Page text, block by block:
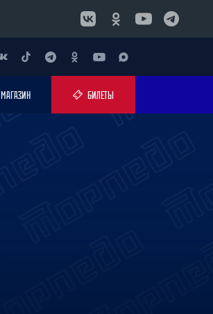
МАГАЗИН БИЛЕТЫ